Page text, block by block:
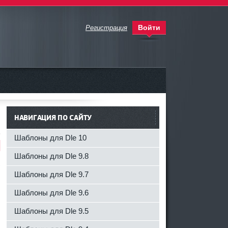
Регистрация Войти
НАВИГАЦИЯ ПО САЙТУ
Шаблоны для Dle 10
Шаблоны для Dle 9.8
Шаблоны для Dle 9.7
Шаблоны для Dle 9.6
Шаблоны для Dle 9.5